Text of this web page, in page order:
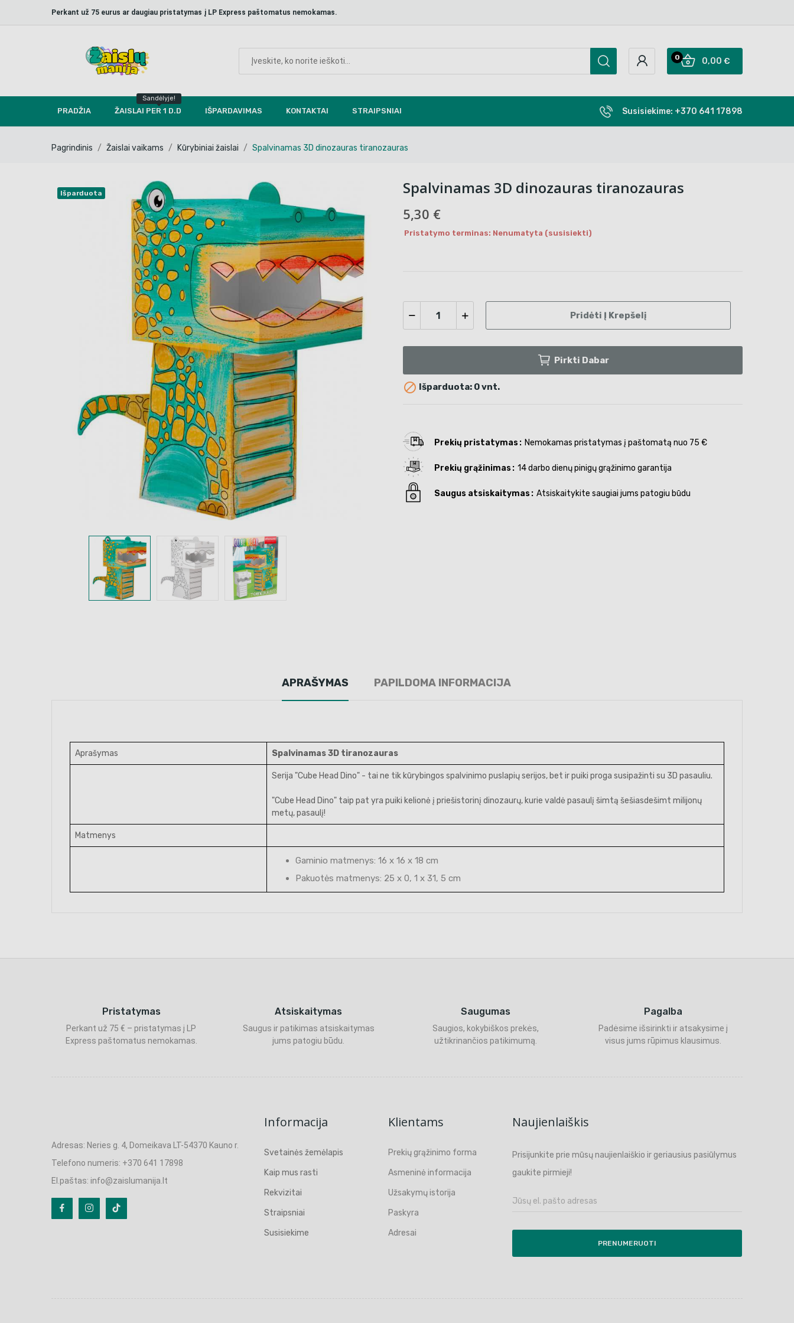
Perkant už 75 eurus ar daugiau pristatymas į LP Express paštomatus nemokamas.
0,00 €
0
PRADŽIA ŽAISLAI PER 1 D.D
Sandėlyje!
IŠPARDAVIMAS KONTAKTAI STRAIPSNIAI Susisiekime: +370 641 17898
Pagrindinis Žaislai vaikams Kūrybiniai žaislai Spalvinamas 3D dinozauras tiranozauras
Išparduota Spalvinamas 3D dinozauras tiranozauras
5,30 €
Pristatymo terminas: Nenumatyta (susisiekti)
Pridėti Į Krepšelį
Pirkti Dabar
 Išparduota: 0 vnt.
Prekių pristatymas Nemokamas pristatymas į paštomatą nuo 75 €
Prekių grąžinimas 14 darbo dienų pinigų grąžinimo garantija
Saugus atsiskaitymas Atsiskaitykite saugiai jums patogiu būdu
APRAŠYMAS PAPILDOMA INFORMACIJA
Aprašymas Spalvinamas 3D tiranozauras
Serija "Cube Head Dino" - tai ne tik kūrybingos spalvinimo puslapių serijos, bet ir puiki proga susipažinti su 3D pasauliu.
"Cube Head Dino" taip pat yra puiki kelionė į priešistorinį dinozaurų, kurie valdė pasaulį šimtą šešiasdešimt milijonų
metų, pasaulį!
Matmenys
Gaminio matmenys: 16 x 16 x 18 cm
Pakuotės matmenys: 25 x 0, 1 x 31, 5 cm
Pristatymas
Perkant už 75 € – pristatymas į LP
Express paštomatus nemokamas.
Atsiskaitymas
Saugus ir patikimas atsiskaitymas
jums patogiu būdu.
Saugumas
Saugios, kokybiškos prekės,
užtikrinančios patikimumą.
Pagalba
Padėsime išsirinkti ir atsakysime į
visus jums rūpimus klausimus.
Adresas: Neries g. 4, Domeikava LT-54370 Kauno r.
Telefono numeris: +370 641 17898
El.paštas: info@zaislumanija.lt
Informacija
Svetainės žemėlapis
Kaip mus rasti
Rekvizitai
Straipsniai
Susisiekime
Klientams
Prekių grąžinimo forma
Asmeninė informacija
Užsakymų istorija
Paskyra
Adresai
Naujienlaiškis
Prisijunkite prie mūsų naujienlaiškio ir geriausius pasiūlymus
gaukite pirmieji!
PRENUMERUOTI